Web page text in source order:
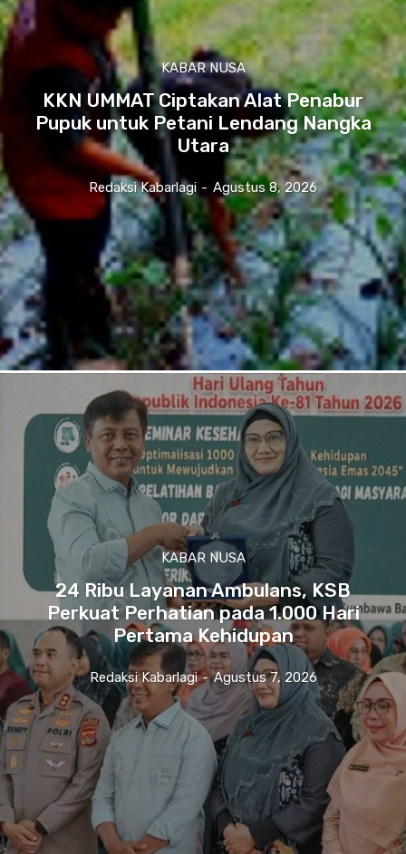
KABAR NUSA
KKN UMMAT Ciptakan Alat Penabur
Pupuk untuk Petani Lendang Nangka
Utara
Redaksi Kabarlagi - Agustus 8, 2026
KABAR NUSA
24 Ribu Layanan Ambulans, KSB
Perkuat Perhatian pada 1.000 Hari
Pertama Kehidupan
Redaksi Kabarlagi - Agustus 7, 2026